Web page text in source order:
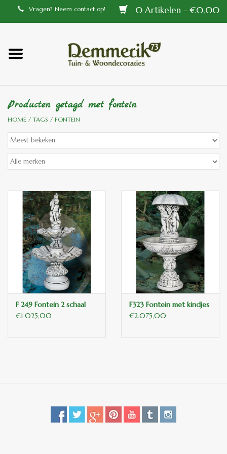
Vragen? Neem contact op! 0 Artikelen - €0,00
Home
Tiffany lampen
Tuindecoraties
buitenlampen
Bronzen beelden voor
binnen en of buiten.
ANTIEK , Curiosa en
Replica's
Cadeau artikelen
Producten getagd met fontein
HOME / TAGS / FONTEIN
F 249 Fontein 2 schaal
€1.025,00
F323 Fontein met kindjes
€2.075,00